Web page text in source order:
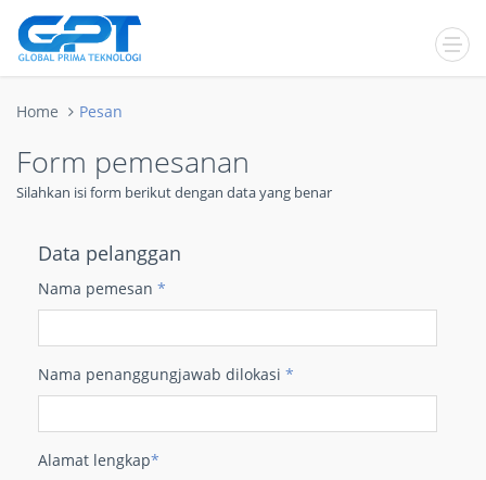
Home Pesan
Form pemesanan
Silahkan isi form berikut dengan data yang benar
Data pelanggan
Nama pemesan *
Nama penanggungjawab dilokasi *
Alamat lengkap*